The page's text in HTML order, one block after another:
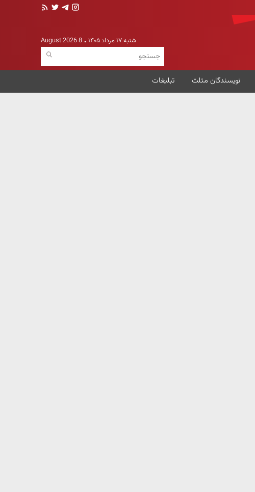
شنبه ۱۷ مرداد ۱۴۰۵ 8 August 2026
نویسندگان مثلث تبلیغات